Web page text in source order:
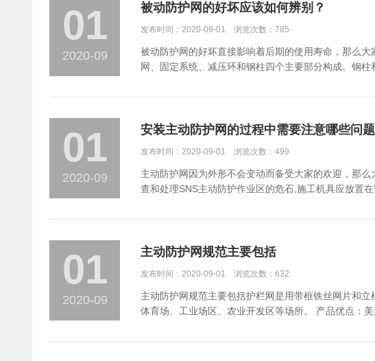
01
2020-09
被动防护网的好坏应该如何辨别？
发布时间：2020-09-01 浏览次数：785
被动防护网的好坏直接影响着后期的使用寿命，那么
网、固定系统、减压环和钢柱四个主要部分构成。钢
撞等级，非国标生产的防撞等级要差许多。被动防护
是我们常说的内网了，标准的钢丝格栅丝网规格要求
量等项的检查。被动防护网破断拉伸试验：测定被动
的作用下，测定被动防护网应力损失的试验。被动防
01
2020-09
安装主动防护网的过程中需要注意哪些问题
发布时间：2020-09-01 浏览次数：499
主动防护网因为外形不会变动而备受大家的欢迎，那
查和处理SNS主动防护作业区的危石,施工机具应放置
01
2020-09
主动防护网规范主要包括
发布时间：2020-09-01 浏览次数：632
主动防护网规范主要包括护栏网是用带框铁丝网片和
体育场、工业场区、农业开发区等场所。 产品优点：